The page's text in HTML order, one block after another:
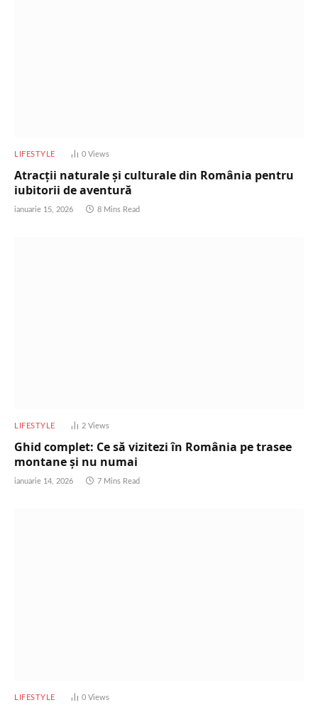
LIFESTYLE 0 Views
Atracții naturale și culturale din România pentru
iubitorii de aventură
ianuarie 15, 2026 8 Mins Read
LIFESTYLE 2 Views
Ghid complet: Ce să vizitezi în România pe trasee
montane și nu numai
ianuarie 14, 2026 7 Mins Read
LIFESTYLE 0 Views